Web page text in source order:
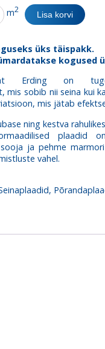
m2 Lisa korvi
üks täispakk.
kogused
Erding on
mis sobib nii seina kui
mis jätab
ning kestva
plaadid
ja pehme
vahel.
,